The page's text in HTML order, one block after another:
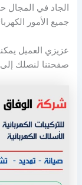
الجاد في المجال
جميع الأمور
عزيزي العميل
صفحتنا لنصلك